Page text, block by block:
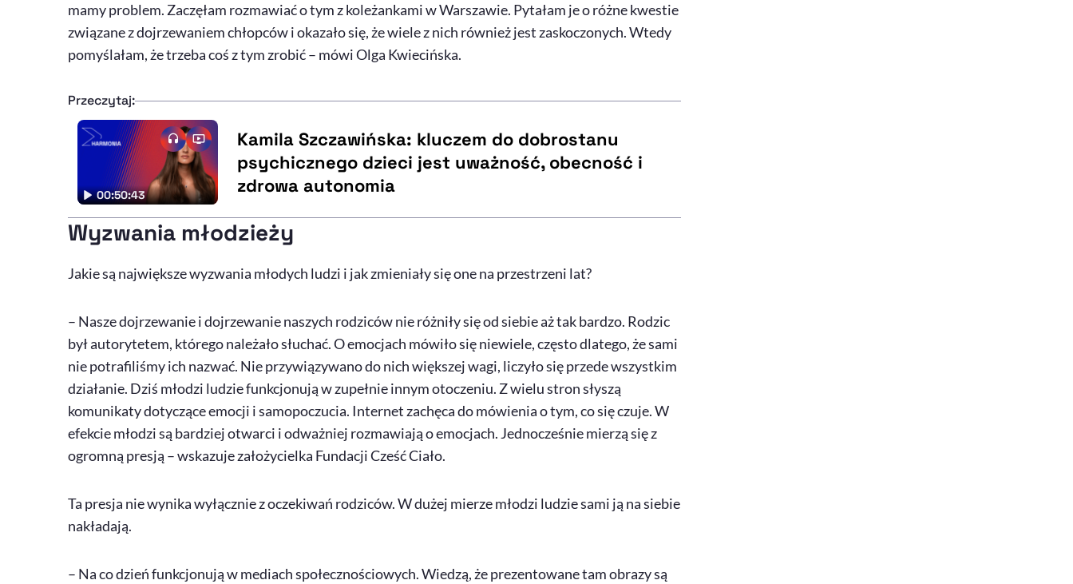
mamy problem. Zaczęłam rozmawiać o tym z koleżankami w Warszawie. Pytałam je o różne kwestie
związane z dojrzewaniem chłopców i okazało się, że wiele z nich również jest zaskoczonych. Wtedy
pomyślałam, że trzeba coś z tym zrobić – mówi Olga Kwiecińska.
Przeczytaj:
00:50:43
Kamila Szczawińska: kluczem do dobrostanu
psychicznego dzieci jest uważność, obecność i
zdrowa autonomia
Wyzwania młodzieży
Jakie są największe wyzwania młodych ludzi i jak zmieniały się one na przestrzeni lat?
– Nasze dojrzewanie i dojrzewanie naszych rodziców nie różniły się od siebie aż tak bardzo. Rodzic
był autorytetem, którego należało słuchać. O emocjach mówiło się niewiele, często dlatego, że sami
nie potrafiliśmy ich nazwać. Nie przywiązywano do nich większej wagi, liczyło się przede wszystkim
działanie. Dziś młodzi ludzie funkcjonują w zupełnie innym otoczeniu. Z wielu stron słyszą
komunikaty dotyczące emocji i samopoczucia. Internet zachęca do mówienia o tym, co się czuje. W
efekcie młodzi są bardziej otwarci i odważniej rozmawiają o emocjach. Jednocześnie mierzą się z
ogromną presją – wskazuje założycielka Fundacji Cześć Ciało.
Ta presja nie wynika wyłącznie z oczekiwań rodziców. W dużej mierze młodzi ludzie sami ją na siebie
nakładają.
– Na co dzień funkcjonują w mediach społecznościowych. Wiedzą, że prezentowane tam obrazy są